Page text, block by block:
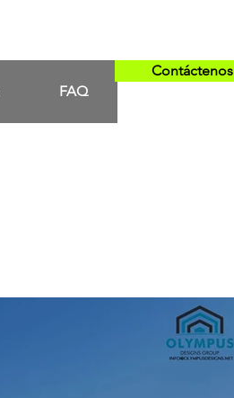
FAQ
Contáctenos